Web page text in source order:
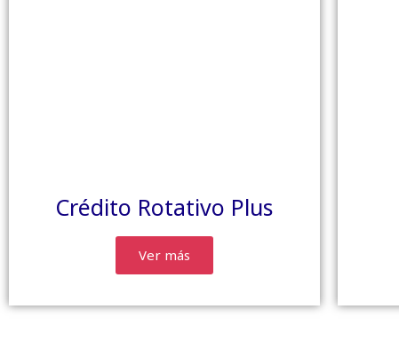
Crédito Rotativo Plus
Ver más